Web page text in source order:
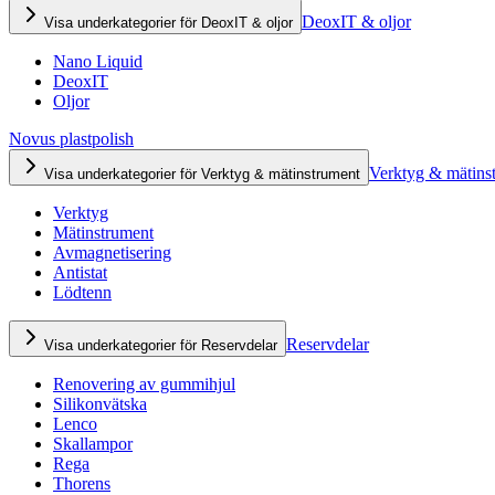
Visa underkategorier för DeoxIT & oljor DeoxIT & oljor
Nano Liquid
DeoxIT
Oljor
Novus plastpolish
Visa underkategorier för Verktyg & mätinstrument Verktyg &
Verktyg
Mätinstrument
Avmagnetisering
Antistat
Lödtenn
Visa underkategorier för Reservdelar Reservdelar
Renovering av gummihjul
Silikonvätska
Lenco
Skallampor
Rega
Thorens